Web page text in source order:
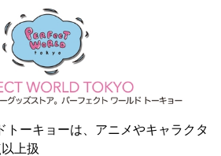
トーキョーは、アニメやキャラクタ
上扱